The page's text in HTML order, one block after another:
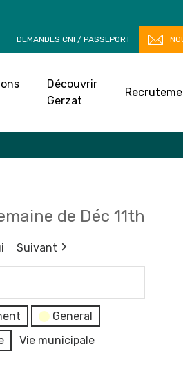
DEMANDES CNI / PASSEPORT
Découvrir
Gerzat
de Déc 11th
Suivant
General
Vie municipale